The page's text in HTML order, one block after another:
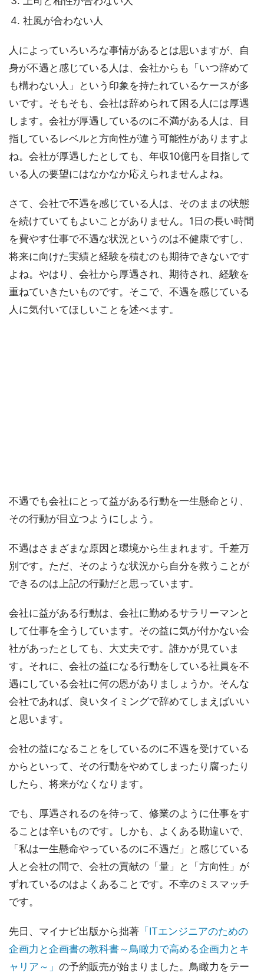
社風が合わない人
人によっていろいろな事情があるとは思いますが、自
身が不遇と感じている人は、会社からも「いつ辞めて
も構わない人」という印象を持たれているケースが多
いです。そもそも、会社は辞められて困る人には厚遇
します。会社が厚遇しているのに不満がある人は、目
指しているレベルと方向性が違う可能性がありますよ
ね。会社が厚遇したとしても、年収10億円を目指して
いる人の要望にはなかなか応えられませんよね。
さて、会社で不遇を感じている人は、そのままの状態
を続けていてもよいことがありません。1日の長い時間
を費やす仕事で不遇な状況というのは不健康ですし、
将来に向けた実績と経験を積むのも期待できないです
よね。やはり、会社から厚遇され、期待され、経験を
重ねていきたいものです。そこで、不遇を感じている
人に気付いてほしいことを述べます。
不遇でも会社にとって益がある行動を一生懸命とり、
その行動が目立つようにしよう。
不遇はさまざまな原因と環境から生まれます。千差万
別です。ただ、そのような状況から自分を救うことが
できるのは上記の行動だと思っています。
会社に益がある行動は、会社に勤めるサラリーマンと
して仕事を全うしています。その益に気が付かない会
社があったとしても、大丈夫です。誰かが見ていま
す。それに、会社の益になる行動をしている社員を不
遇にしている会社に何の恩がありましょうか。そんな
会社であれば、良いタイミングで辞めてしまえばいい
と思います。
会社の益になることをしているのに不遇を受けている
からといって、その行動をやめてしまったり腐ったり
したら、将来がなくなります。
でも、厚遇されるのを待って、修業のように仕事をす
ることは辛いものです。しかも、よくある勘違いで、
「私は一生懸命やっているのに不遇だ」と感じている
人と会社の間で、会社の貢献の「量」と「方向性」が
ずれているのはよくあることです。不幸のミスマッチ
です。
先日、マイナビ出版から拙著 「ITエンジニアのための
企画力と企画書の教科書～鳥瞰力で高める企画力とキ
ャリア～」 の予約販売が始まりました。鳥瞰力をテー